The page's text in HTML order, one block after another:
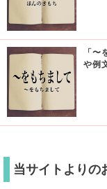
「
や例
当サイトよりの